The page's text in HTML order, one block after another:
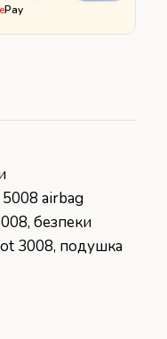
ePay
5008 airbag
, безпеки
3008, подушка